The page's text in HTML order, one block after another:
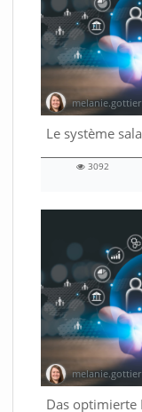
melanie.gottier
06:26 duration
3092
melanie.gottier
06:10 duration